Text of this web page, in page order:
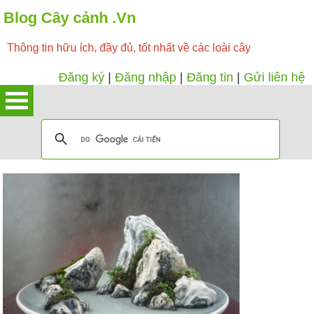
Blog Cây cảnh .Vn
Thông tin hữu ích, đầy đủ, tốt nhất về các loài cây
Đăng ký Đăng nhập Đăng tin Gửi liên hệ